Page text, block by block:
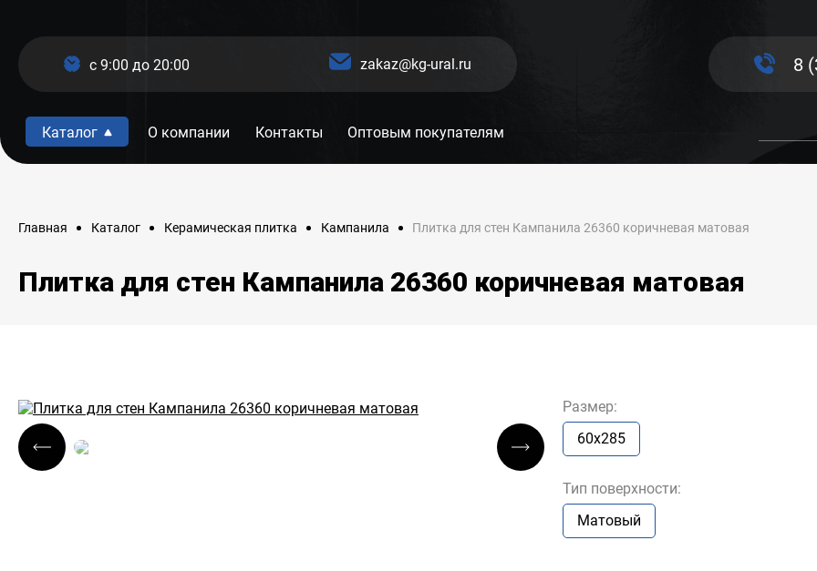
c 9:00 до 20:00 zakaz@kg-ural.ru
Каталог О компании Контакты Оптовым покупателям
8
Главная Каталог Керамическая плитка Кампанила Плитка для стен Кампанила 26360 коричневая матовая
Плитка для стен Кампанила 26360 коричневая матовая
Размер:
60x285
Тип поверхности:
Матовый